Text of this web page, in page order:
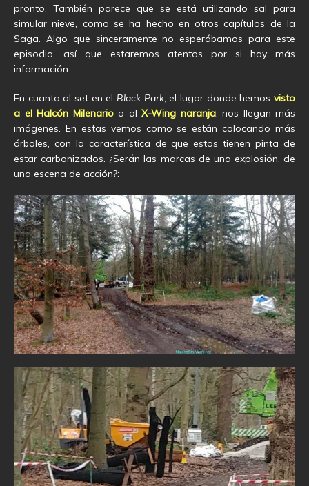
pronto. También parece que se está utilizando sal para
simular nieve, como se ha hecho en otros capítulos de la
Saga. Algo que sinceramente no esperábamos para este
episodio, así que estaremos atentos por si hay más
información.
En cuanto al set en el Black Park, el lugar donde hemosvisto
a el Halcón Milenarioo al X-Wing naranja, nos llegan más
imágenes. En estas vemos como se están colocando más
árboles, con la característica de que estos tienen pinta de
estar carbonizados. ¿Serán las marcas de una explosión, de
una escena de acción?: